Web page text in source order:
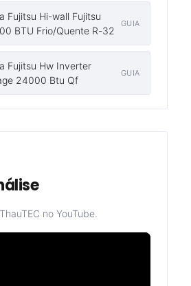
Fujitsu Hi-wall Fujitsu
BTU Frio/Quente R-32
GUIA
Fujitsu Hw Inverter
24000 Btu Qf
GUIA
no YouTube.